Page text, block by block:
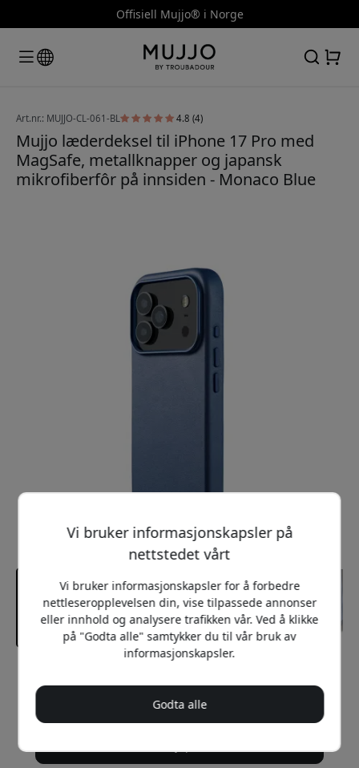
Offisiell Mujjo® i Norge
Art.nr.: MUJJO-CL-061-BL 4.8 (4)
Mujjo læderdeksel til iPhone 17 Pro med
MagSafe, metallknapper og japansk
mikrofiberfôr på innsiden - Monaco Blue
699 NOK
Vi bruker informasjonskapsler på
nettstedet vårt
Vi bruker informasjonskapsler for å forbedre
nettleseropplevelsen din, vise tilpassede annonser
eller innhold og analysere trafikken vår. Ved å klikke
på "Godta alle" samtykker du til vår bruk av
informasjonskapsler.
Godta alle